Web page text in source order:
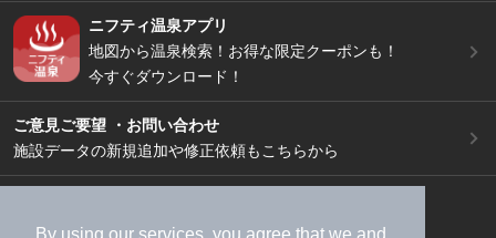
ニフティ温泉アプリ
地図から温泉検索！お得な限定クーポンも！
今すぐダウンロード！
ご意見ご要望 ・お問い合わせ
施設データの新規追加や修正依頼もこちらから
加盟店募集（資料請求）
広告出稿のご案内